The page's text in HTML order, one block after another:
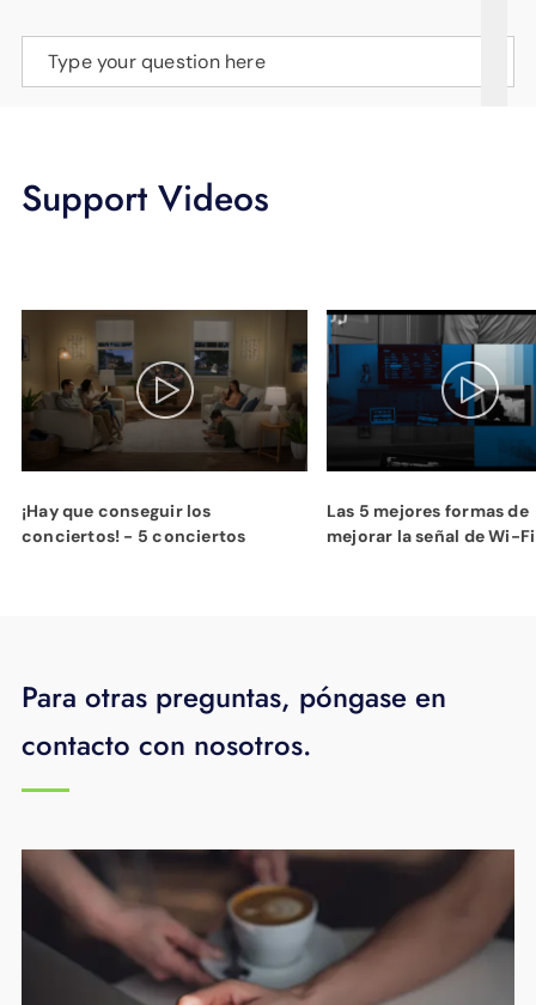
Type your question here
Support Videos
¡Hay que conseguir los
conciertos! - 5 conciertos
Las 5 mejores formas de
mejorar la señal de Wi-Fi
Para otras preguntas, póngase en
contacto con nosotros.